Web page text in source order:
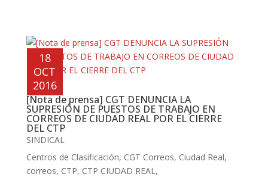
[Nota de prensa] CGT DENUNCIA LA
SUPRESIÓN DE PUESTOS DE TRABAJO EN
CORREOS DE CIUDAD REAL POR EL CIERRE
DEL CTP
18
OCT
2016
SINDICAL
Centros de Clasificación, CGT Correos, Ciudad Real,
correos, CTP, CTP CIUDAD REAL ,